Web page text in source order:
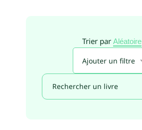
Trier par Aléatoire
Ajouter un filtre